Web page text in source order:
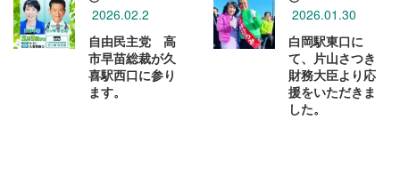
2026.02.2
自由民主党 高
市早苗総裁が久
喜駅西口に参り
ます。
2026.01.30
白岡駅東口に
て、片山さつき
財務大臣より応
援をいただきま
した。